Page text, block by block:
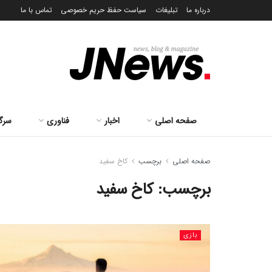
درباره ما تبلیغات سیاست حفظ حریم خصوصی تماس با ما
صفحه اصلی اخبار فناوری
صفحه اصلی برچسب کاخ سفید
برچسب:کاخ سفید
بازی